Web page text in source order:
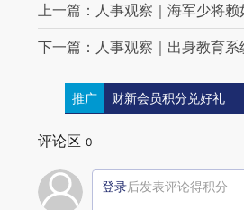
上一篇：人事观察｜海军少将
下一篇：人事观察｜出身教育
推广 财新会员积分兑好礼
评论区 0
登录后发表评论得积分